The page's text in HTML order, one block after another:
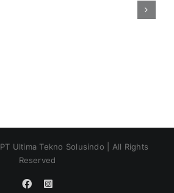
‘Penjualan’.
PT Ultima Tekno Solusindo | All Rights
Reserved
FacebookInstagram